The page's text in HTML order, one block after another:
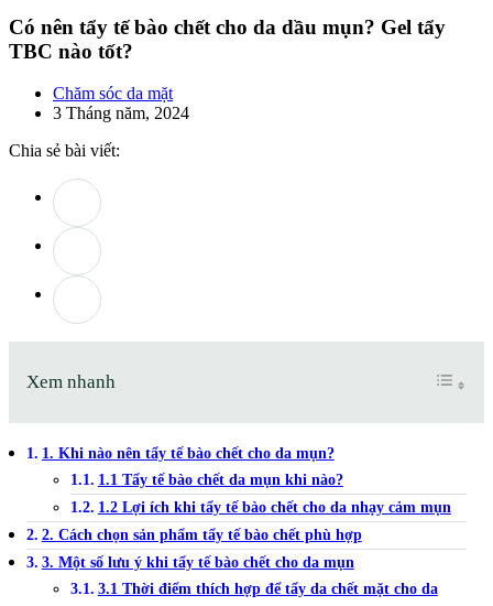
Có nên tẩy tế bào chết cho da dầu mụn? Gel tẩy
TBC nào tốt?
Chăm sóc da mặt
3 Tháng năm, 2024
Chia sẻ bài viết:
Xem nhanh
1. Khi nào nên tẩy tế bào chết cho da mụn?
1.1 Tẩy tế bào chết da mụn khi nào?
1.2 Lợi ích khi tẩy tế bào chết cho da nhạy cảm mụn
2. Cách chọn sản phẩm tẩy tế bào chết phù hợp
3. Một số lưu ý khi tẩy tế bào chết cho da mụn
3.1 Thời điểm thích hợp để tẩy da chết mặt cho da